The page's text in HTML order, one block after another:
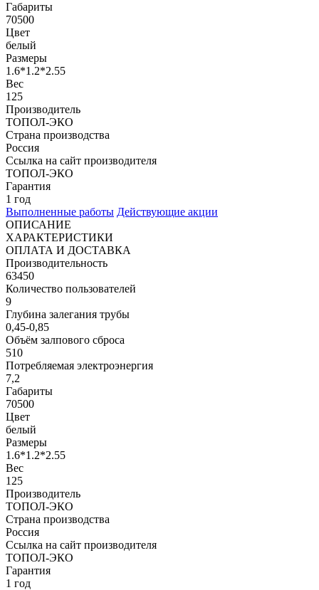
Габариты
70500
Цвет
белый
Размеры
1.6*1.2*2.55
Вес
125
Производитель
ТОПОЛ-ЭКО
Страна производства
Россия
Ссылка на сайт производителя
ТОПОЛ-ЭКО
Гарантия
1 год
Выполненные работы Действующие акции
ОПИСАНИЕ
ХАРАКТЕРИСТИКИ
ОПЛАТА И ДОСТАВКА
Производительность
63450
Количество пользователей
9
Глубина залегания трубы
0,45-0,85
Объём залпового сброса
510
Потребляемая электроэнергия
7,2
Габариты
70500
Цвет
белый
Размеры
1.6*1.2*2.55
Вес
125
Производитель
ТОПОЛ-ЭКО
Страна производства
Россия
Ссылка на сайт производителя
ТОПОЛ-ЭКО
Гарантия
1 год